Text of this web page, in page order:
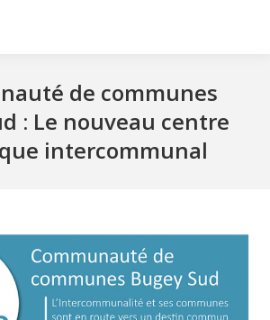
de communes
: Le nouveau centre
intercommunal